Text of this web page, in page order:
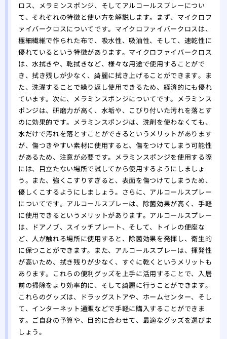
ロス、メラミンスポンジ、そしてアルコールスプレーについ
て、それぞれの特徴と使い方を解説します。まず、マイクロフ
ァイバークロスについてです。マイクロファイバークロスは、
極細繊維で作られた布で、吸水性、吸油性、そして、速乾性に
優れているという特徴があります。マイクロファイバークロス
は、水拭きや、乾拭きなど、様々な用途で使用することがで
き、拭き残しが少なく、綺麗に拭き上げることができます。ま
た、洗濯することで繰り返し使用できるため、経済的にも優れ
ています。次に、メラミンスポンジについてです。メラミンス
ポンジは、研磨力が高く、水垢や、こびり付いた汚れを落とす
のに効果的です。メラミンスポンジは、洗剤を使わなくても、
水だけで汚れを落とすことができるというメリットがあります
が、傷つきやすい素材に使用すると、傷をつけてしまう可能性
があるため、注意が必要です。メラミンスポンジを使用する際
には、目立たない場所で試してから使用するようにしましょ
う。また、強くこすりすぎると、表面を傷つけてしまうため、
優しくこするようにしましょう。さらに、アルコールスプレー
についてです。アルコールスプレーは、除菌効果が高く、手軽
に使用できるというメリットがあります。アルコールスプレー
は、ドアノブ、スイッチプレート、そして、トイレの便座な
ど、人が触れる場所に使用すると、除菌効果を発揮し、衛生的
に保つことができます。また、アルコールスプレーは、揮発性
が高いため、拭き残りが少なく、すぐに乾くというメリットも
あります。これらの便利グッズを上手に活用することで、入居
前の掃除をより効率的に、そして綺麗に行うことができます。
これらのグッズは、ドラッグストアや、ホームセンター、そし
て、インターネット通販などで手軽に購入することができま
す。ご自身の予算や、目的に合わせて、最適なグッズを選びま
しょう。